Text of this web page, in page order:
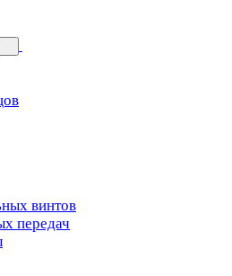
винтов
передач